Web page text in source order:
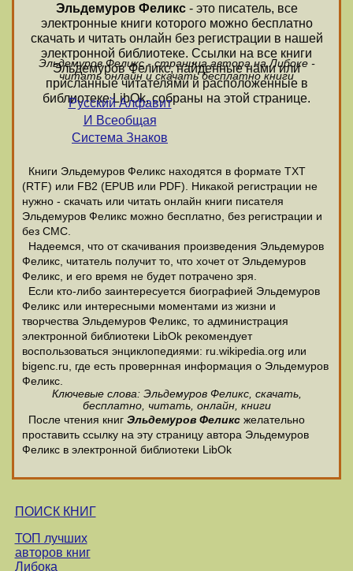
Эльдемуров Феликс- это писатель, все
электронные книги которого можно бесплатно
скачать и читать онлайн без регистрации в нашей
электронной библиотеке. Ссылки на все книги
Эльдемуров Феликс, найденные нами или
присланные читателями и расположенные в
библиотеке LibOk, собраны на этой странице.
Эльдемуров Феликс - страница автора на Либоке -
читать онлайн и скачать бесплатно книги
Русский Алфавит
И Всеобщая
Система Знаков
Книги Эльдемуров Феликс находятся в формате ТХТ
(RTF) или FB2 (EPUB или PDF). Никакой регистрации не
нужно - скачать или читать онлайн книги писателя
Эльдемуров Феликс можно бесплатно, без регистрации и
без СМС.
Надеемся, что от скачивания произведения Эльдемуров
Феликс, читатель получит то, что хочет от Эльдемуров
Феликс, и его время не будет потрачено зря.
Если кто-либо заинтересуется биографией Эльдемуров
Феликс или интересными моментами из жизни и
творчества Эльдемуров Феликс, то администрация
электронной библиотеки LibOk рекомендует
воспользоваться энциклопедиями: ru.wikipedia.org или
bigenc.ru, где есть провернная информация о Эльдемуров
Феликс.
Ключевые слова: Эльдемуров Феликс, скачать,
бесплатно, читать, онлайн, книги
После чтения книг Эльдемуров Феликс желательно
проставить ссылку на эту страницу автора Эльдемуров
Феликс в электронной библиотеки LibOk
ПОИСК КНИГ
ТОП лучших
авторов книг
Либока